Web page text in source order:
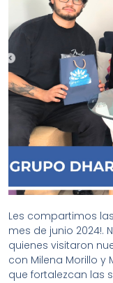
Les compartimos
mes de junio 2024!. N
quienes visitaron
con Milena Morillo
que fortalezcan las